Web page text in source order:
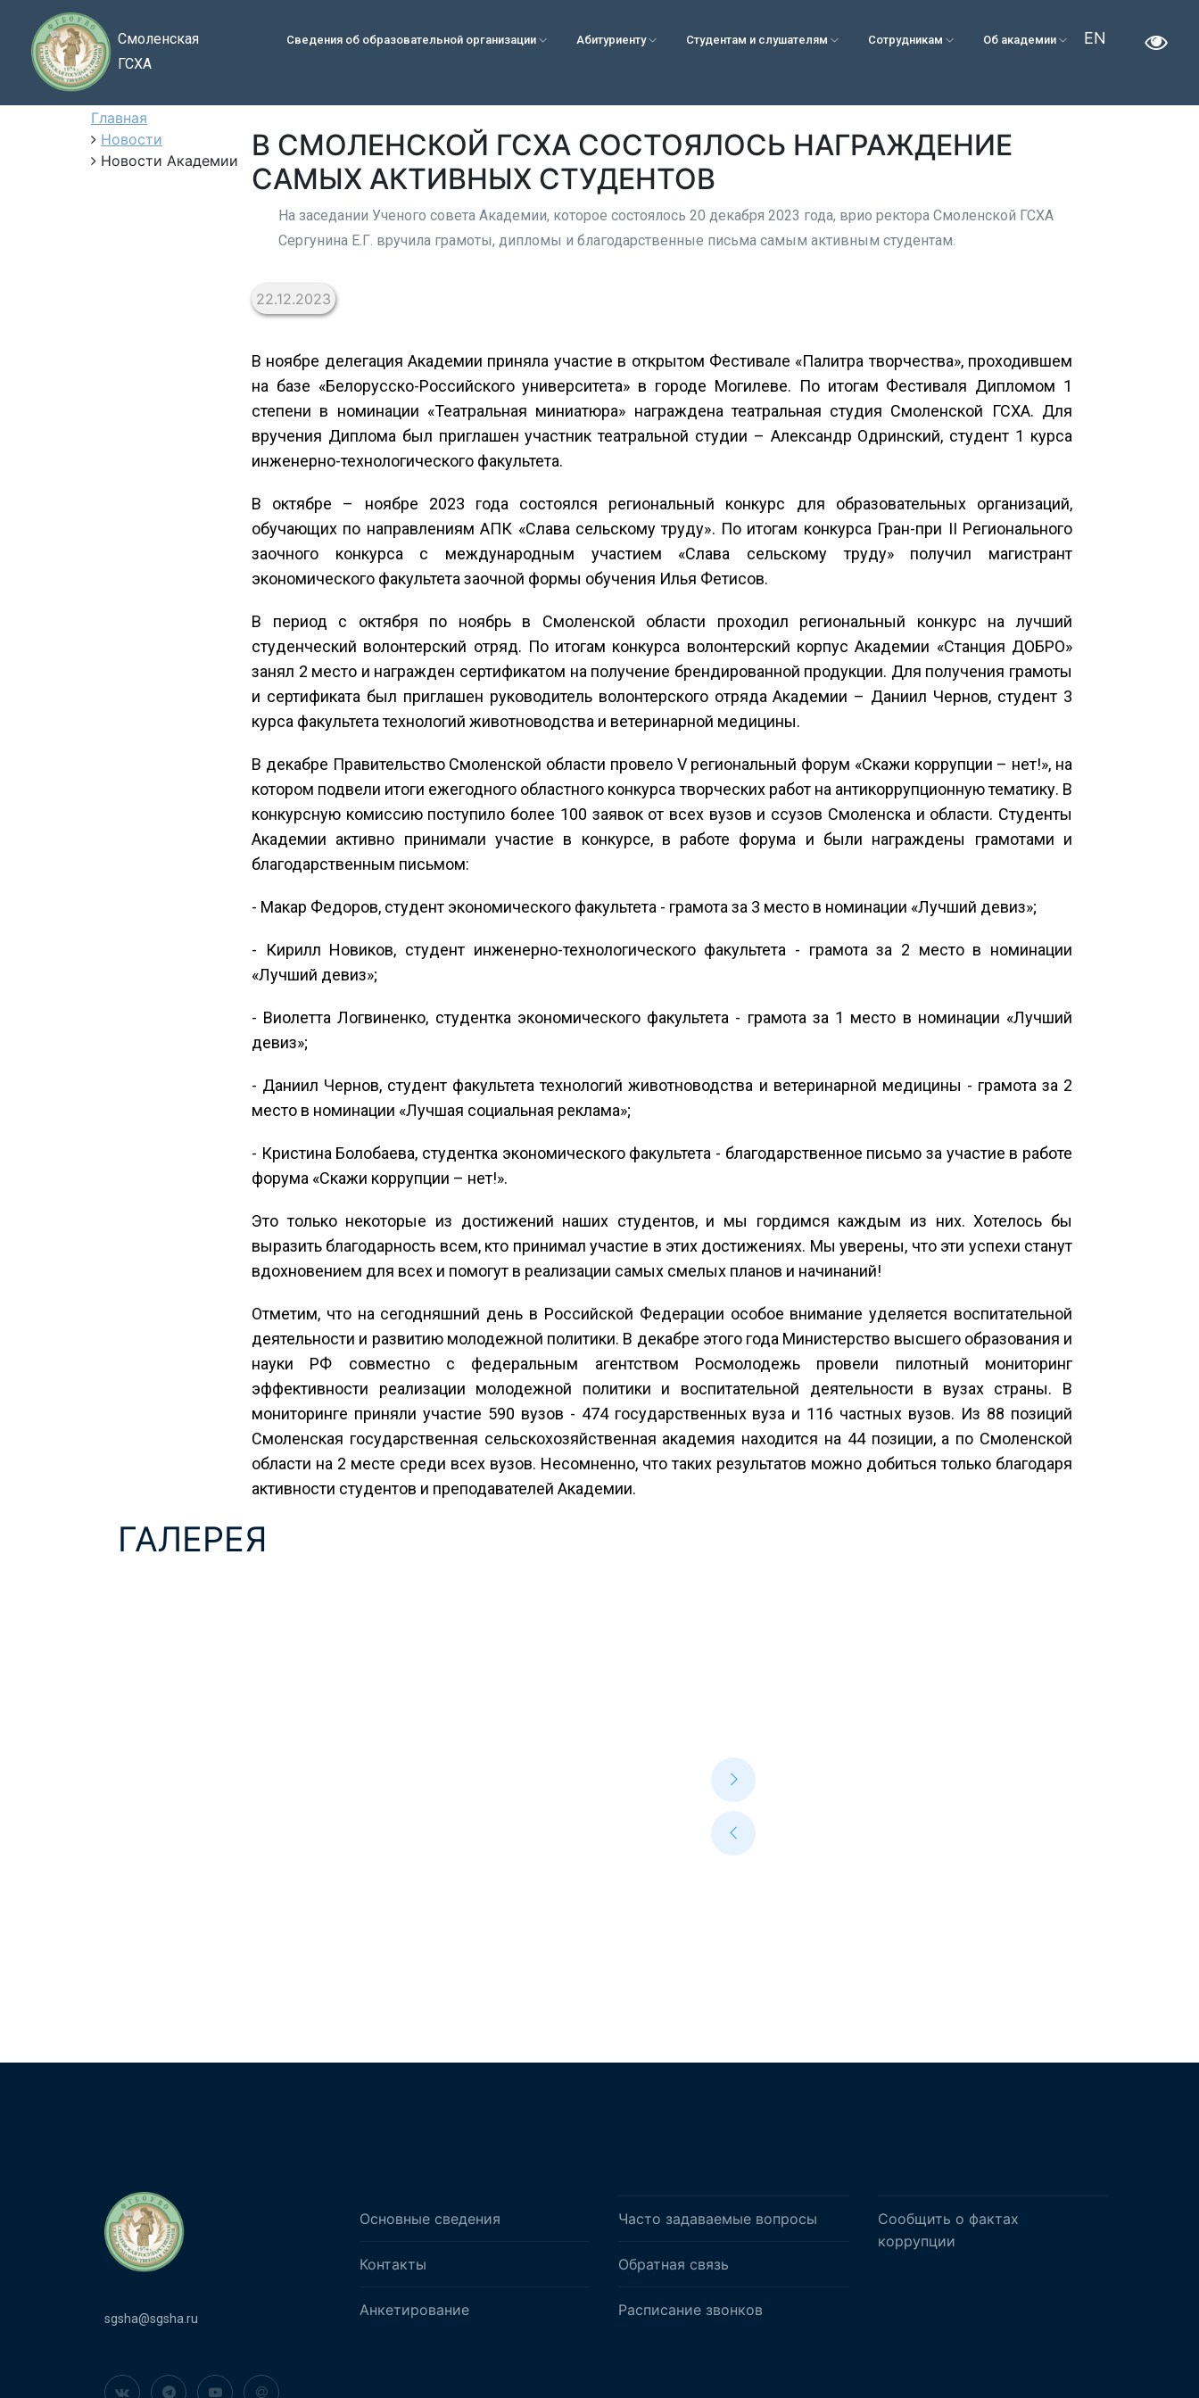
Смоленская
ГСХА
Сведения об образовательной организации Абитуриенту Студентам и слушателям Сотрудникам Об академии EN
Главная
Новости
Новости Академии
В СМОЛЕНСКОЙ ГСХА СОСТОЯЛОСЬ НАГРАЖДЕНИЕ
САМЫХ АКТИВНЫХ СТУДЕНТОВ
На заседании Ученого совета Академии, которое состоялось 20 декабря 2023 года, врио ректора Смоленской ГСХА
Сергунина Е.Г. вручила грамоты, дипломы и благодарственные письма самым активным студентам.
22.12.2023
В ноябре делегация Академии приняла участие в открытом Фестивале «Палитра творчества», проходившем
на базе «Белорусско-Российского университета» в городе Могилеве. По итогам Фестиваля Дипломом 1
степени в номинации «Театральная миниатюра» награждена театральная студия Смоленской ГСХА. Для
вручения Диплома был приглашен участник театральной студии – Александр Одринский, студент 1 курса
инженерно-технологического факультета.
В октябре – ноябре 2023 года состоялся региональный конкурс для образовательных организаций,
обучающих по направлениям АПК «Слава сельскому труду». По итогам конкурса Гран-при II Регионального
заочного конкурса с международным участием «Слава сельскому труду» получил магистрант
экономического факультета заочной формы обучения Илья Фетисов.
В период с октября по ноябрь в Смоленской области проходил региональный конкурс на лучший
студенческий волонтерский отряд. По итогам конкурса волонтерский корпус Академии «Станция ДОБРО»
занял 2 место и награжден сертификатом на получение брендированной продукции. Для получения грамоты
и сертификата был приглашен руководитель волонтерского отряда Академии – Даниил Чернов, студент 3
курса факультета технологий животноводства и ветеринарной медицины.
В декабре Правительство Смоленской области провело V региональный форум «Скажи коррупции – нет!», на
котором подвели итоги ежегодного областного конкурса творческих работ на антикоррупционную тематику. В
конкурсную комиссию поступило более 100 заявок от всех вузов и ссузов Смоленска и области. Студенты
Академии активно принимали участие в конкурсе, в работе форума и были награждены грамотами и
благодарственным письмом:
- Макар Федоров, студент экономического факультета - грамота за 3 место в номинации «Лучший девиз»;
- Кирилл Новиков, студент инженерно-технологического факультета - грамота за 2 место в номинации
«Лучший девиз»;
- Виолетта Логвиненко, студентка экономического факультета - грамота за 1 место в номинации «Лучший
девиз»;
- Даниил Чернов, студент факультета технологий животноводства и ветеринарной медицины - грамота за 2
место в номинации «Лучшая социальная реклама»;
- Кристина Болобаева, студентка экономического факультета - благодарственное письмо за участие в работе
форума «Скажи коррупции – нет!».
Это только некоторые из достижений наших студентов, и мы гордимся каждым из них. Хотелось бы
выразить благодарность всем, кто принимал участие в этих достижениях. Мы уверены, что эти успехи станут
вдохновением для всех и помогут в реализации самых смелых планов и начинаний!
Отметим, что на сегодняшний день в Российской Федерации особое внимание уделяется воспитательной
деятельности и развитию молодежной политики. В декабре этого года Министерство высшего образования и
науки РФ совместно с федеральным агентством Росмолодежь провели пилотный мониторинг
эффективности реализации молодежной политики и воспитательной деятельности в вузах страны. В
мониторинге приняли участие 590 вузов - 474 государственных вуза и 116 частных вузов. Из 88 позиций
Смоленская государственная сельскохозяйственная академия находится на 44 позиции, а по Смоленской
области на 2 месте среди всех вузов. Несомненно, что таких результатов можно добиться только благодаря
активности студентов и преподавателей Академии.
ГАЛЕРЕЯ
sgsha@sgsha.ru
Основные сведения
Контакты
Анкетирование
Часто задаваемые вопросы
Обратная связь
Расписание звонков
Сообщить о фактах
коррупции